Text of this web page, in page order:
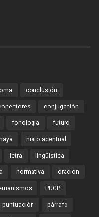
conclusión
conjugación
fonología futuro
haya hiato acentual
letra lingüística
normativa oracion
PUCP
puntuación párrafo